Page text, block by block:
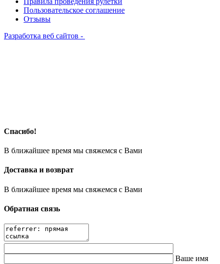
Пользовательское соглашение
Отзывы
Разработка веб сайтов -
Спасибо!
В ближайшее время мы свяжемся с Вами
Доставка и возврат
В ближайшее время мы свяжемся с Вами
Обратная связь
Ваше имя